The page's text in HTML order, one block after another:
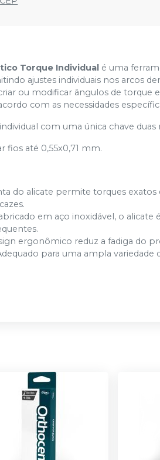
Torque Individual é uma
ajustes individuais nos arcos
ou modificar ângulos de torque
com as necessidades
com uma única chave
fios até 0,55x0,71 mm.
do alicate permite torques exatos
em aço inoxidável, o
ergonômico reduz a fadiga do
para uma ampla